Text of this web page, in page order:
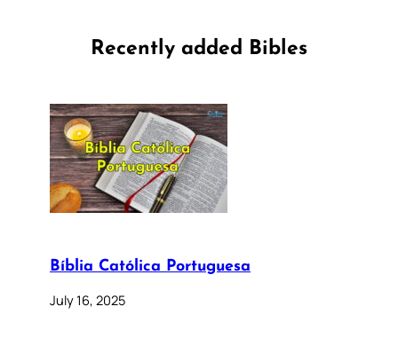
Recently added Bibles
Bíblia Católica Portuguesa
July 16, 2025